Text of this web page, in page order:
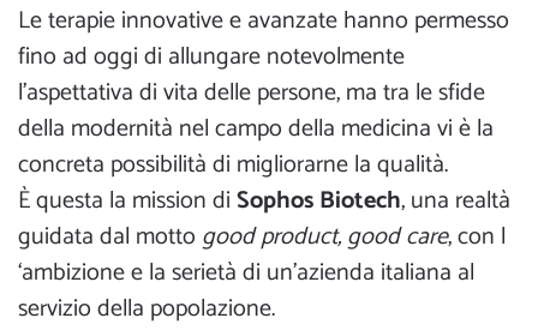
Le terapie innovative e avanzate hanno permesso
fino ad oggi di allungare notevolmente
l’aspettativa di vita delle persone, ma tra le sfide
della modernità nel campo della medicina vi è la
concreta possibilità di migliorarne la qualità.
È questa la mission diSophos Biotech, una realtà
guidata dal mottogood product, good care, con l
‘ambizione e la serietà di un’azienda italiana al
servizio della popolazione.